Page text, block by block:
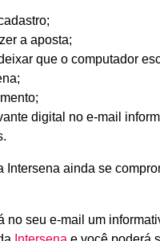
a aposta;
que o computador
digital no e-mail
ainda se
seu e-mail um